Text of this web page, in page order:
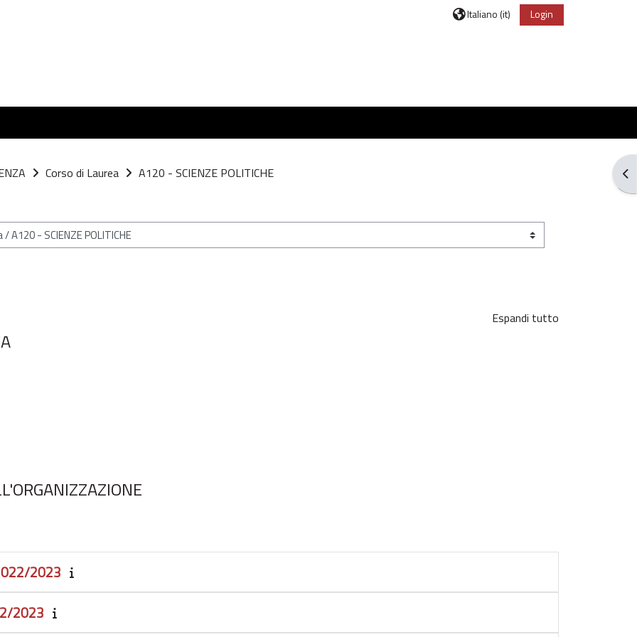
Italiano ‎(it)‎ Login
Corso di Laurea A120 - SCIENZE POLITICHE
Espandi tutto
2023
2023